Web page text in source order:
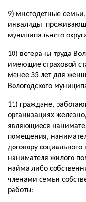
9) многодетные
инвалиды,
муниципального
10) ветераны труда
имеющие страховой
менее 35 лет для
Вологодского
11) граждане,
организациях
являющиеся
помещения,
договору
нанимателя жилого
найма либо
членами семьи
работы;